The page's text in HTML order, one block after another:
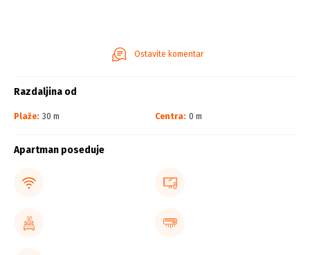
Ostavite komentar
Razdaljina od
Plaže: 30 m Centra: 0 m
Apartman poseduje